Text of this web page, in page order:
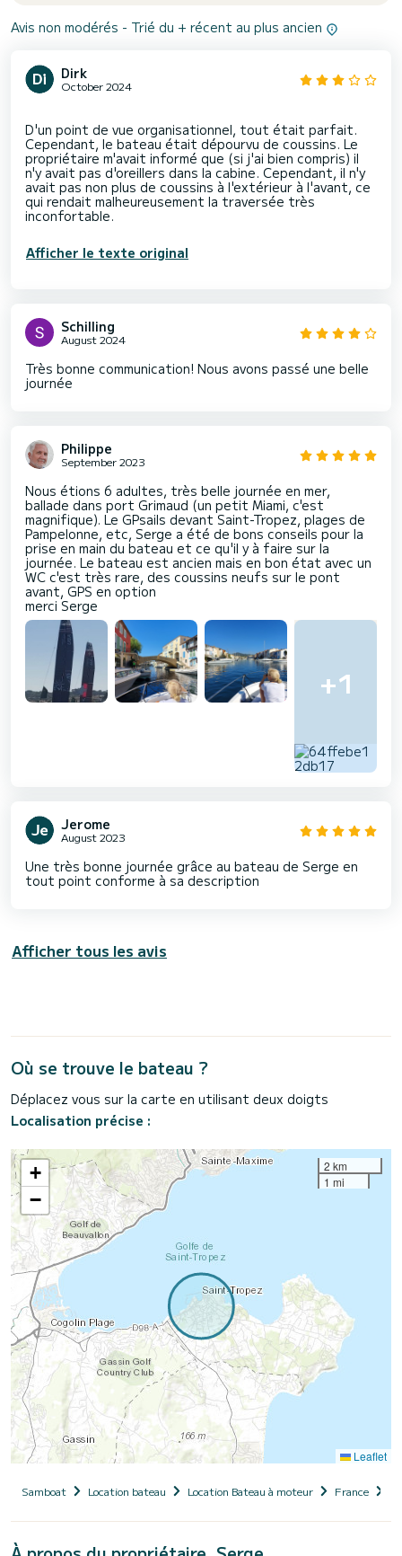
Avis non modérés - Trié du + récent au plus ancien
Dirk
October 2024
D'un point de vue organisationnel, tout était parfait.
Cependant, le bateau était dépourvu de coussins. Le
propriétaire m'avait informé que (si j'ai bien compris) il
n'y avait pas d'oreillers dans la cabine. Cependant, il n'y
avait pas non plus de coussins à l'extérieur à l'avant, ce
qui rendait malheureusement la traversée très
Afficher le texte original
Schilling
August 2024
Très bonne communication! Nous avons passé une belle
journée
Philippe
September 2023
Nous étions 6 adultes, très belle journée en mer,
ballade dans port Grimaud (un petit Miami, c'est
magnifique). Le GPsails devant Saint-Tropez, plages de
Pampelonne, etc, Serge a été de bons conseils pour la
prise en main du bateau et ce qu'il y à faire sur la
journée. Le bateau est ancien mais en bon état avec un
WC c'est très rare, des coussins neufs sur le pont
avant, GPS en option
merci Serge
+1
Jerome
August 2023
Une très bonne journée grâce au bateau de Serge en
tout point conforme à sa description
Afficher tous les avis
Où se trouve le bateau ?
Déplacez vous sur la carte en utilisant deux doigts
Localisation précise :
+
−
2 km
1 mi
Leaflet
Samboat Location bateau Location Bateau à moteur France